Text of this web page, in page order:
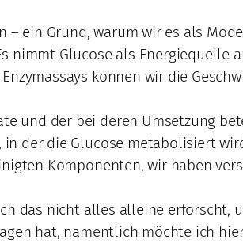
ein Grund, warum wir es als
nimmt Glucose als Energiequelle
können wir die
und der bei deren Umsetzung
der die Glucose metabolisiert
Komponenten, wir haben
das nicht alles alleine erforscht,
hat, namentlich möchte ich